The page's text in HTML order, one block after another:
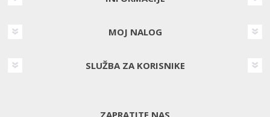
MOJ NALOG
SLUŽBA ZA KORISNIKE